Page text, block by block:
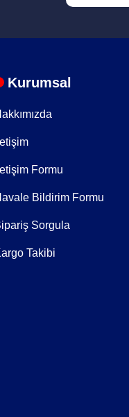
Kurumsal
İletişim
İletişim Formu
Bildirim Formu
Sorgula
Takibi